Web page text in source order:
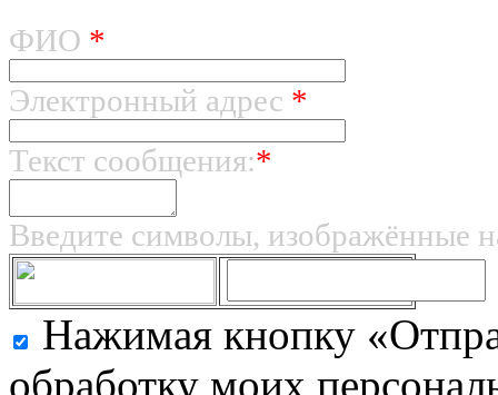
ФИО *
Электронный адрес *
Текст сообщения:*
Введите символы, изображённые
Нажимая кнопку
обработку моих